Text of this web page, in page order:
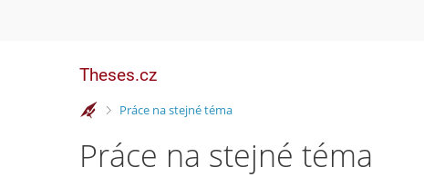
Theses.cz
>Práce na stejné téma
Práce na stejné téma